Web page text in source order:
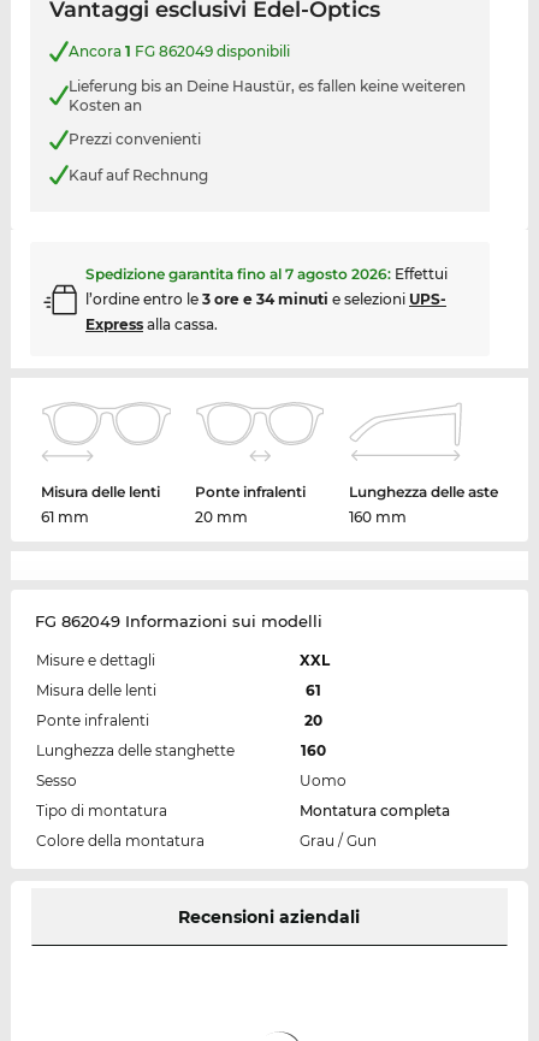
Vantaggi esclusivi Edel-Optics
Ancora 1 FG 862049 disponibili
Lieferung bis an Deine Haustür, es fallen keine weiteren
Kosten an
Prezzi convenienti
Kauf auf Rechnung
Spedizione garantita fino al 7 agosto 2026: Effettui
l’ordine entro le 3 ore e 34 minuti e selezioni UPS-
Expressalla cassa.
Misura delle lenti
61 mm
Ponte infralenti
20 mm
Lunghezza delle aste
160 mm
FG 862049 Informazioni sui modelli
Misure e dettagli
XXL
Misura delle lenti
61
Ponte infralenti
20
Lunghezza delle stanghette
160
Sesso
Uomo
Tipo di montatura
Montatura completa
Colore della montatura
Grau / Gun
Recensioni aziendali